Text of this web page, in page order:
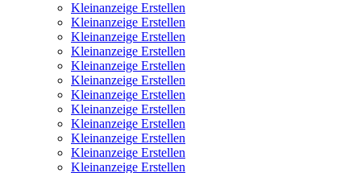
Kleinanzeige Erstellen
Kleinanzeige Erstellen
Kleinanzeige Erstellen
Kleinanzeige Erstellen
Kleinanzeige Erstellen
Kleinanzeige Erstellen
Kleinanzeige Erstellen
Kleinanzeige Erstellen
Kleinanzeige Erstellen
Kleinanzeige Erstellen
Kleinanzeige Erstellen
Kleinanzeige Erstellen